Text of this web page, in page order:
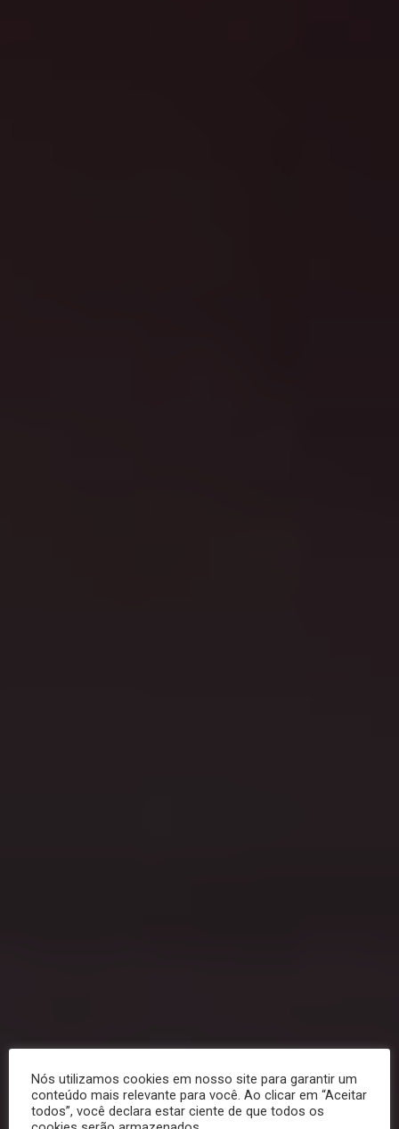
Nós utilizamos cookies em nosso site para garantir um
conteúdo mais relevante para você. Ao clicar em “Aceitar
todos”, você declara estar ciente de que todos os